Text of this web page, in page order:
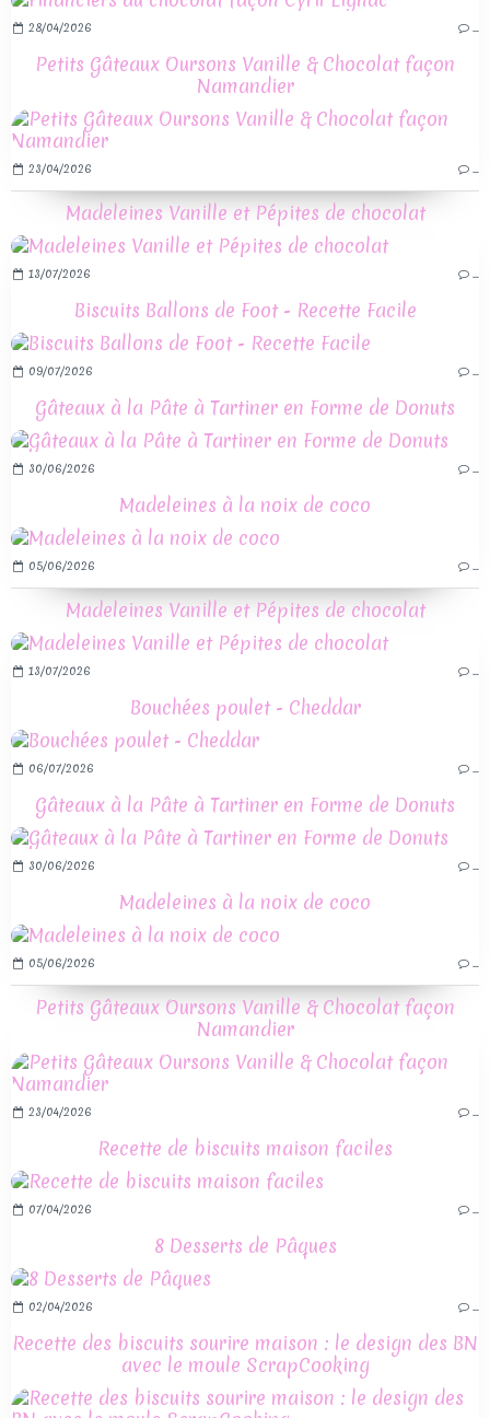
28/04/2026
Petits Gâteaux Oursons Vanille & Chocolat façon
Namandier
23/04/2026
Madeleines Vanille et Pépites de chocolat
13/07/2026
Biscuits Ballons de Foot - Recette Facile
09/07/2026
Gâteaux à la Pâte à Tartiner en Forme de Donuts
30/06/2026
Madeleines à la noix de coco
05/06/2026
Madeleines Vanille et Pépites de chocolat
13/07/2026
Bouchées poulet - Cheddar
06/07/2026
Gâteaux à la Pâte à Tartiner en Forme de Donuts
30/06/2026
Madeleines à la noix de coco
05/06/2026
Petits Gâteaux Oursons Vanille & Chocolat façon
Namandier
23/04/2026
Recette de biscuits maison faciles
07/04/2026
8 Desserts de Pâques
02/04/2026
Recette des biscuits sourire maison : le design des BN
avec le moule ScrapCooking